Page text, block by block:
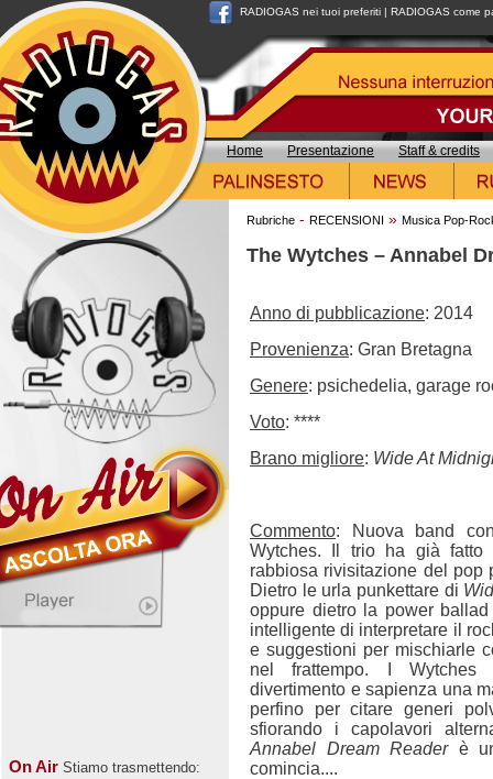
RADIOGAS nei tuoi preferiti | RADIOGAS come
Home Presentazione Staff & credits
On Air Stiamo trasmettendo:
Rubriche - RECENSIONI » Musica Pop-
The Wytches – Annabel
Anno di pubblicazione: 2014
Provenienza: Gran Bretagna
Genere: psichedelia, garage
Voto: ****
Brano migliore: Wide At
Commento: Nuova band
Wytches. Il trio ha già
rabbiosa rivisitazione del pop
Dietro le urla punkettare di
oppure dietro la power
intelligente di interpretare il
e suggestioni per mischiarle
nel frattempo. I Wytches
divertimento e sapienza una
perfino per citare generi
sfiorando i capolavori
Annabel Dream Readerè
comincia....